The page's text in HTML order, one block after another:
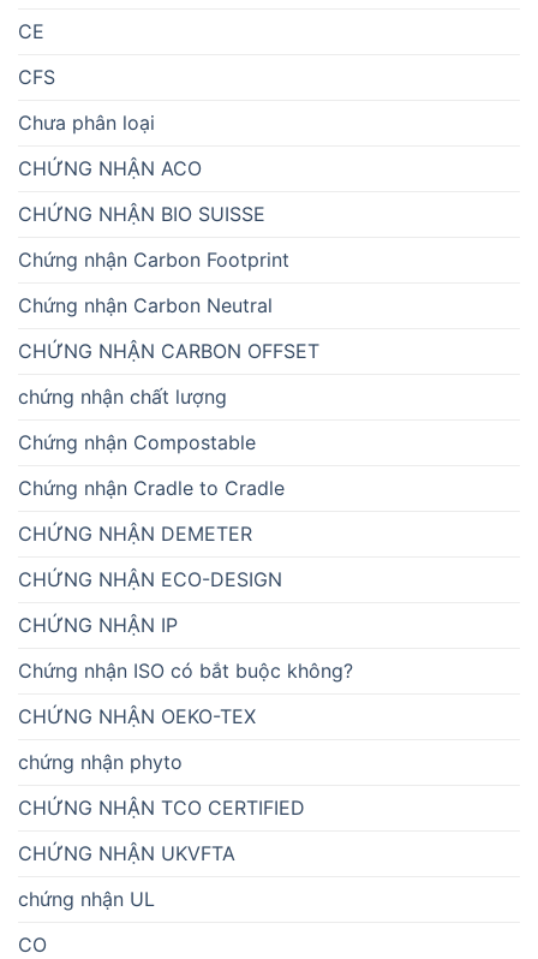
CE
CFS
Chưa phân loại
CHỨNG NHẬN ACO
CHỨNG NHẬN BIO SUISSE
Chứng nhận Carbon Footprint
Chứng nhận Carbon Neutral
CHỨNG NHẬN CARBON OFFSET
chứng nhận chất lượng
Chứng nhận Compostable
Chứng nhận Cradle to Cradle
CHỨNG NHẬN DEMETER
CHỨNG NHẬN ECO-DESIGN
CHỨNG NHẬN IP
Chứng nhận ISO có bắt buộc không?
CHỨNG NHẬN OEKO-TEX
chứng nhận phyto
CHỨNG NHẬN TCO CERTIFIED
CHỨNG NHẬN UKVFTA
chứng nhận UL
CO